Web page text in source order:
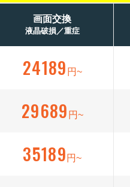
画面交換
液晶破損／重症
24189 円~
29689 円~
35189 円~